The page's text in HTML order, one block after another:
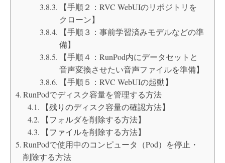
【手順２：RVC WebUIのリポジトリを
クローン】
【手順３：事前学習済みモデルなどの準
備】
【手順４：RunPod内にデータセットと
音声変換させたい音声ファイルを準備】
【手順５：RVC WebUIの起動】
RunPodでディスク容量を管理する方法
【残りのディスク容量の確認方法】
【フォルダを削除する方法】
【ファイルを削除する方法】
RunPodで使用中のコンピュータ（Pod）を停止・
削除する方法